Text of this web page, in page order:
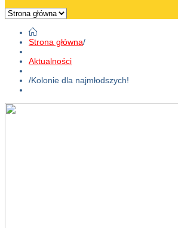
Strona główna/
Aktualności
/Kolonie dla najmłodszych!